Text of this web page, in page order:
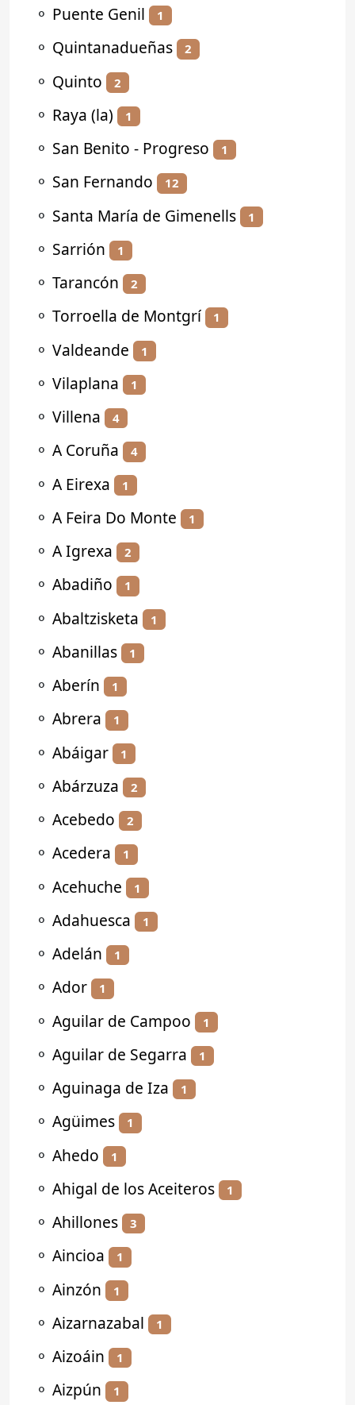
⚬ Puente Genil 1
⚬ Quintanadueñas 2
⚬ Quinto 2
⚬ Raya (la) 1
⚬ San Benito - Progreso 1
⚬ San Fernando 12
⚬ Santa María de Gimenells 1
⚬ Sarrión 1
⚬ Tarancón 2
⚬ Torroella de Montgrí 1
⚬ Valdeande 1
⚬ Vilaplana 1
⚬ Villena 4
⚬ A Coruña 4
⚬ A Eirexa 1
⚬ A Feira Do Monte 1
⚬ A Igrexa 2
⚬ Abadiño 1
⚬ Abaltzisketa 1
⚬ Abanillas 1
⚬ Aberín 1
⚬ Abrera 1
⚬ Abáigar 1
⚬ Abárzuza 2
⚬ Acebedo 2
⚬ Acedera 1
⚬ Acehuche 1
⚬ Adahuesca 1
⚬ Adelán 1
⚬ Ador 1
⚬ Aguilar de Campoo 1
⚬ Aguilar de Segarra 1
⚬ Aguinaga de Iza 1
⚬ Agüimes 1
⚬ Ahedo 1
⚬ Ahigal de los Aceiteros 1
⚬ Ahillones 3
⚬ Aincioa 1
⚬ Ainzón 1
⚬ Aizarnazabal 1
⚬ Aizoáin 1
⚬ Aizpún 1